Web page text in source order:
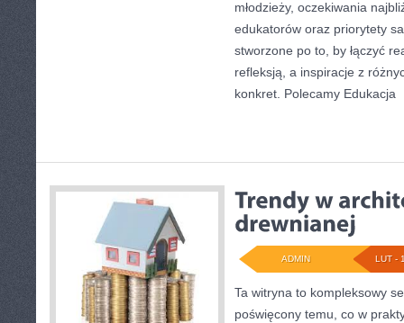
młodzieży, oczekiwania
edukatorów oraz priorytety
stworzone po to, by łączyć
refleksją, a inspiracje z
konkret. Polecamy Edukacja
LUT -
ADMIN
Ta witryna to kompleksowy
poświęcony temu, co w